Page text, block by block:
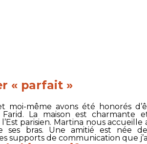
« parfait »
moi-même avons été honorés
La maison est charmante
parisien. Martina nous accueille
ses bras. Une amitié est née
supports de communication que